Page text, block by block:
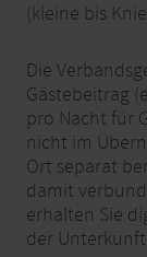
(kleine bis
Die
Gästebeitrag
pro Nacht für
nicht im
Ort separat
damit
erhalten Sie
der Unterkunft.